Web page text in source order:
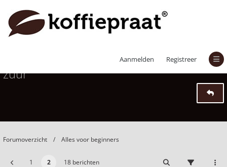
Aanmelden Registreer
Wat overzie ik nu? mijn Espresso blijft
zuur
Forumoverzicht Alles voor beginners
1 2 18 berichten